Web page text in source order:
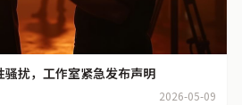
扰，工作室紧急发布声明
2026-05-09